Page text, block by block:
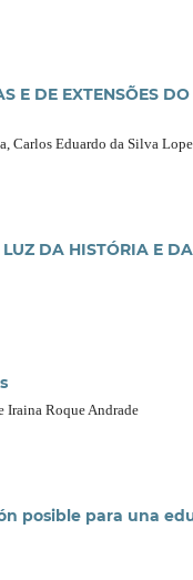
E DE EXTENSÕES
Carlos Eduardo da Silva
DA HISTÓRIA E
Iraina Roque Andrade
posible para una